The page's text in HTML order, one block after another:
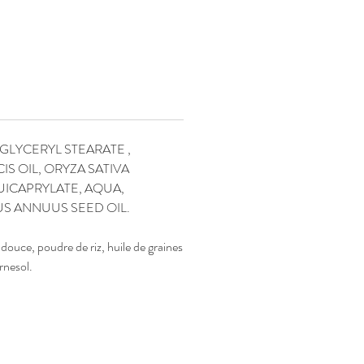
STEARATE ,
OIL, ORYZA SATIVA
AQUA,
ANNUUS SEED OIL.
poudre de riz, huile de graines